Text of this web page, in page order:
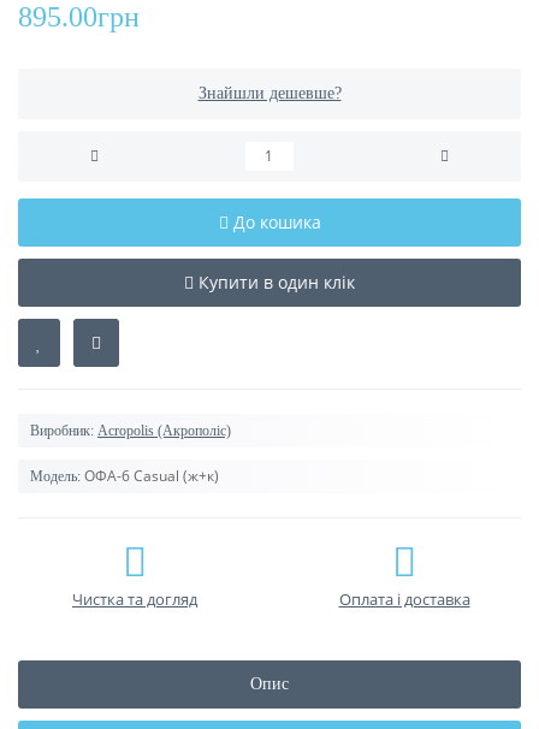
895.00грн
Знайшли дешевше?
До кошика
Купити в один клік
Виробник: Acropolis (Акрополіс)
Модель: ОФА-6 Casual (ж+к)
Чистка та догляд Оплата і доставка
Опис